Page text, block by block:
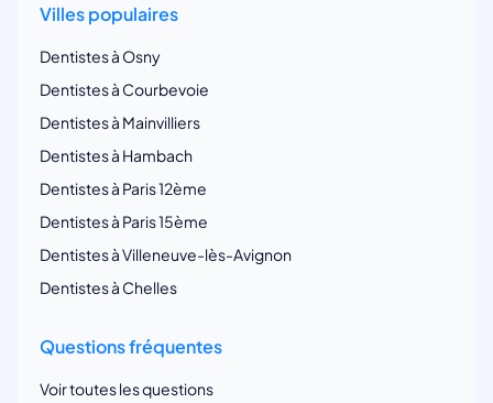
Villes populaires
Dentistes à Osny
Dentistes à Courbevoie
Dentistes à Mainvilliers
Dentistes à Hambach
Dentistes à Paris 12ème
Dentistes à Paris 15ème
Dentistes à Villeneuve-lès-Avignon
Dentistes à Chelles
Questions fréquentes
Voir toutes les questions